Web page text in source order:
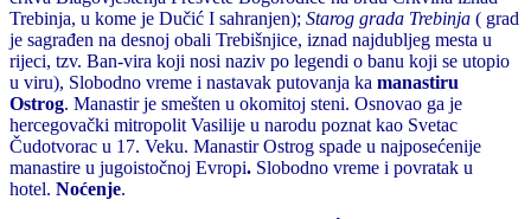
Trebinja, u kome je Dučić I sahranjen); Starog grada Trebinja ( grad
je sagrađen na desnoj obali Trebišnjice, iznad najdubljeg mesta u
rijeci, tzv. Ban-vira koji nosi naziv po legendi o banu koji se utopio
u viru), Slobodno vreme i nastavak putovanja ka manastiru
Ostrog. Manastir je smešten u okomitoj steni. Osnovao ga je
hercegovački mitropolit Vasilije u narodu poznat kao Svetac
Čudotvorac u 17. Veku. Manastir Ostrog spade u najposećenije
manastire u jugoistočnoj Evropi. Slobodno vreme i povratak u
hotel. Noćenje.